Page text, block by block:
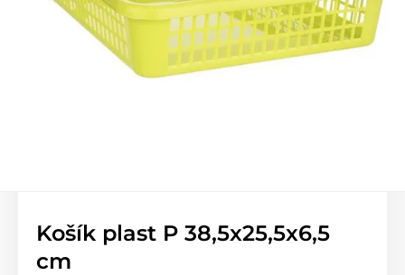
Košík plast P 38,5x25,5x6,5
cm